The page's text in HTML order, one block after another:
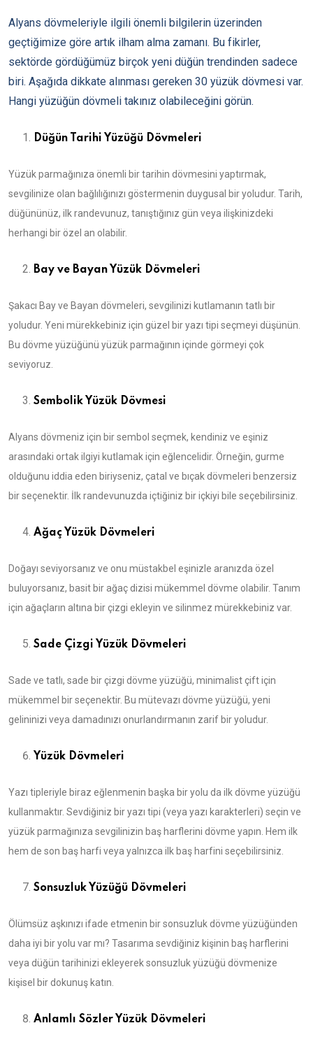
Alyans dövmeleriyle ilgili önemli bilgilerin üzerinden
geçtiğimize göre artık ilham alma zamanı. Bu fikirler,
sektörde gördüğümüz birçok yeni düğün trendinden sadece
biri. Aşağıda dikkate alınması gereken 30 yüzük dövmesi var.
Hangi yüzüğün dövmeli takınız olabileceğini görün.
Düğün Tarihi Yüzüğü Dövmeleri
Yüzük parmağınıza önemli bir tarihin dövmesini yaptırmak,
sevgilinize olan bağlılığınızı göstermenin duygusal bir yoludur. Tarih,
düğününüz, ilk randevunuz, tanıştığınız gün veya ilişkinizdeki
herhangi bir özel an olabilir.
Bay ve Bayan Yüzük Dövmeleri
Şakacı Bay ve Bayan dövmeleri, sevgilinizi kutlamanın tatlı bir
yoludur. Yeni mürekkebiniz için güzel bir yazı tipi seçmeyi düşünün.
Bu dövme yüzüğünü yüzük parmağının içinde görmeyi çok
seviyoruz.
Sembolik Yüzük Dövmesi
Alyans dövmeniz için bir sembol seçmek, kendiniz ve eşiniz
arasındaki ortak ilgiyi kutlamak için eğlencelidir. Örneğin, gurme
olduğunu iddia eden biriyseniz, çatal ve bıçak dövmeleri benzersiz
bir seçenektir. İlk randevunuzda içtiğiniz bir içkiyi bile seçebilirsiniz.
Ağaç Yüzük Dövmeleri
Doğayı seviyorsanız ve onu müstakbel eşinizle aranızda özel
buluyorsanız, basit bir ağaç dizisi mükemmel dövme olabilir. Tanım
için ağaçların altına bir çizgi ekleyin ve silinmez mürekkebiniz var.
Sade Çizgi Yüzük Dövmeleri
Sade ve tatlı, sade bir çizgi dövme yüzüğü, minimalist çift için
mükemmel bir seçenektir. Bu mütevazı dövme yüzüğü, yeni
gelininizi veya damadınızı onurlandırmanın zarif bir yoludur.
Yüzük Dövmeleri
Yazı tipleriyle biraz eğlenmenin başka bir yolu da ilk dövme yüzüğü
kullanmaktır. Sevdiğiniz bir yazı tipi (veya yazı karakterleri) seçin ve
yüzük parmağınıza sevgilinizin baş harflerini dövme yapın. Hem ilk
hem de son baş harfi veya yalnızca ilk baş harfini seçebilirsiniz.
Sonsuzluk Yüzüğü Dövmeleri
Ölümsüz aşkınızı ifade etmenin bir sonsuzluk dövme yüzüğünden
daha iyi bir yolu var mı? Tasarıma sevdiğiniz kişinin baş harflerini
veya düğün tarihinizi ekleyerek sonsuzluk yüzüğü dövmenize
kişisel bir dokunuş katın.
Anlamlı Sözler Yüzük Dövmeleri